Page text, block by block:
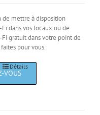
de mettre à disposition
dans vos locaux ou de
Fi gratuit dans votre point de
pour vous.
Détails